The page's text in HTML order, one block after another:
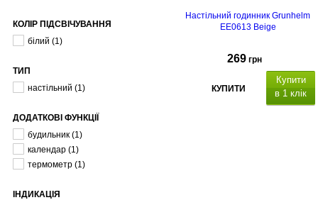
КОЛІР ПІДСВІЧУВАННЯ
білий (1)
ТИП
настільний (1)
ДОДАТКОВІ ФУНКЦІЇ
будильник (1)
календар (1)
термометр (1)
ІНДИКАЦІЯ
Настільний годинник Grunhelm
EE0613 Beige
269 грн
КУПИТИ
Купити
в 1 клік